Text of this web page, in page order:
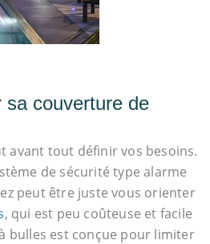
sa couverture de
avant tout définir vos besoins.
de sécurité type alarme
peut être juste vous orienter
, qui est peu coûteuse et facile
bulles est conçue pour limiter